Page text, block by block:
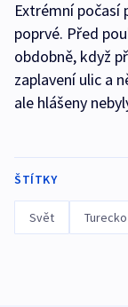
Extrémní
poprvé. Před
obdobně, když
zaplavení ulic a
ale hlášeny
ŠTÍTKY
Svět Turecko